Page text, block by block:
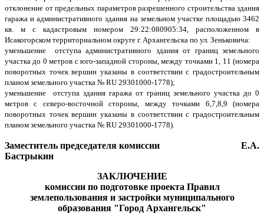
отклонение от предельных параметров разрешенного строительства здания
гаража и административного здания на земельном участке площадью 3462
кв. м с кадастровым номером 29:22:080905:34, расположенном в
Исакогорском территориальном округе г. Архангельска по ул. Зеньковича:
уменьшение отступа административного здания от границ земельного
участка до 0 метров с юго-западной стороны, между точками 1, 11 (номера
поворотных точек вершин указаны в соответствии с градостроительным
планом земельного участка № RU 29301000-1778);
уменьшение отступа здания гаража от границ земельного участка до 0
метров с северо-восточной стороны, между точками 6,7,8,9 (номера
поворотных точек вершин указаны в соответствии с градостроительным
планом земельного участка № RU 29301000-1778).
Заместитель председателя комиссии Е.А.
Бастрыкин
ЗАКЛЮЧЕНИЕ
комиссии по подготовке проекта Правил
землепользования и застройки муниципального
образования "Город Архангельск"